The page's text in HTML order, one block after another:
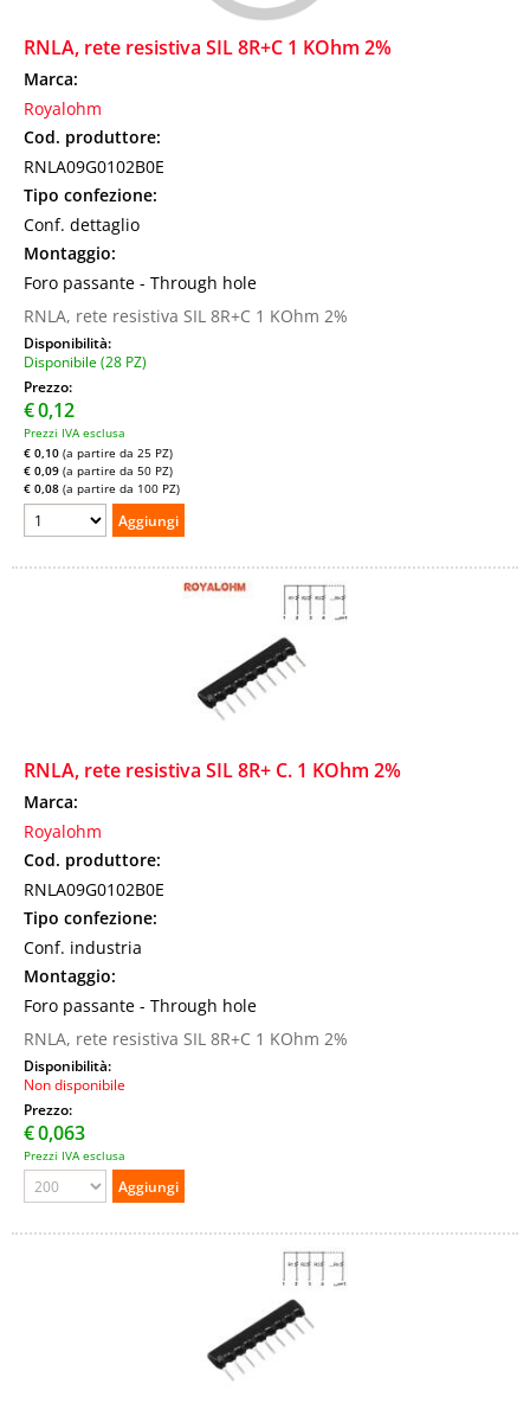
RNLA, rete resistiva SIL 8R+C 1 KOhm 2%
Marca:
Royalohm
Cod. produttore:
RNLA09G0102B0E
Tipo confezione:
Conf. dettaglio
Montaggio:
Foro passante - Through hole
RNLA, rete resistiva SIL 8R+C 1 KOhm 2%
Disponibilità:
Disponibile (28 PZ)
Prezzo:
€0,12
Prezzi IVA esclusa
€ 0,10 (a partire da 25 PZ)
€ 0,09 (a partire da 50 PZ)
€ 0,08 (a partire da 100 PZ)
RNLA, rete resistiva SIL 8R+ C. 1 KOhm 2%
Marca:
Royalohm
Cod. produttore:
RNLA09G0102B0E
Tipo confezione:
Conf. industria
Montaggio:
Foro passante - Through hole
RNLA, rete resistiva SIL 8R+C 1 KOhm 2%
Disponibilità:
Non disponibile
Prezzo:
€0,063
Prezzi IVA esclusa